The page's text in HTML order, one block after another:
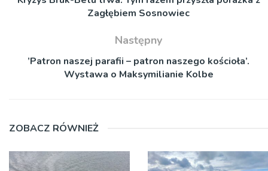
Zagłębiem Sosnowiec
Następny
’Patron naszej parafii – patron naszego kościoła’.
Wystawa o Maksymilianie Kolbe
ZOBACZ RÓWNIEŻ